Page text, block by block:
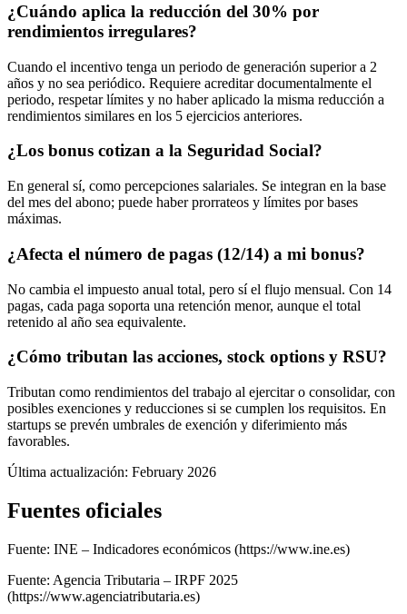
¿Cuándo aplica la reducción del 30% por
rendimientos irregulares?
Cuando el incentivo tenga un periodo de generación superior a 2
años y no sea periódico. Requiere acreditar documentalmente el
periodo, respetar límites y no haber aplicado la misma reducción a
rendimientos similares en los 5 ejercicios anteriores.
¿Los bonus cotizan a la Seguridad Social?
En general sí, como percepciones salariales. Se integran en la base
del mes del abono; puede haber prorrateos y límites por bases
máximas.
¿Afecta el número de pagas (12/14) a mi bonus?
No cambia el impuesto anual total, pero sí el flujo mensual. Con 14
pagas, cada paga soporta una retención menor, aunque el total
retenido al año sea equivalente.
¿Cómo tributan las acciones, stock options y RSU?
Tributan como rendimientos del trabajo al ejercitar o consolidar, con
posibles exenciones y reducciones si se cumplen los requisitos. En
startups se prevén umbrales de exención y diferimiento más
favorables.
Última actualización: February 2026
Fuentes oficiales
Fuente: INE – Indicadores económicos (https://www.ine.es)
Fuente: Agencia Tributaria – IRPF 2025
(https://www.agenciatributaria.es)